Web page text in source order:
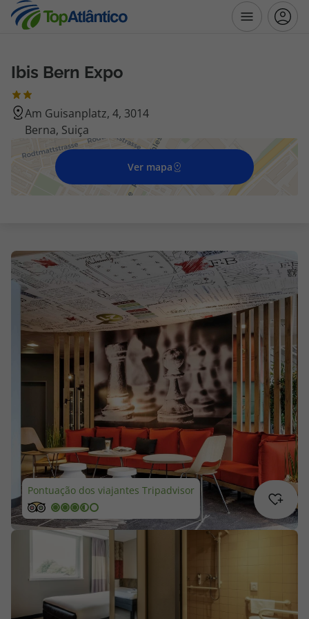
Destinos
Voos
Hotéis
Voos + Hotel
Disneyland ® Paris
Escapadinhas
Cruzeiros
Promoções
Especialistas
Cheque Viagem
Rede de Lojas
Blog TopViagens
Área de Cliente
Ibis Bern Expo
Am Guisanplatz, 4, 3014
Berna, Suiça
Ver mapa
Pontuação dos viajantes Tripadvisor